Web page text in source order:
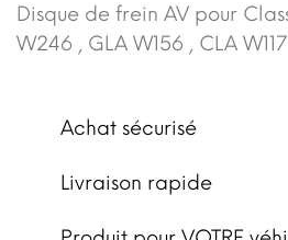
Disque de frein AV pour
W246 , GLA W156 , CLA W117
Achat sécurisé
Livraison rapide